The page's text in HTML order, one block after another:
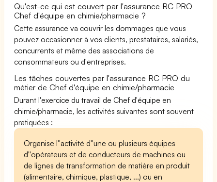
Qu'est-ce qui est couvert par l'assurance RC PRO
Chef d'équipe en chimie/pharmacie ?
Cette assurance va couvrir les dommages que vous
pouvez occasionner à vos clients, prestataires, salariés,
concurrents et même des associations de
consommateurs ou d'entreprises.
Les tâches couvertes par l'assurance RC PRO du
métier de Chef d'équipe en chimie/pharmacie
Durant l'exercice du travail de Chef d'équipe en
chimie/pharmacie, les activités suivantes sont souvent
pratiquées :
Organise l''activité d''une ou plusieurs équipes
d''opérateurs et de conducteurs de machines ou
de lignes de transformation de matière en produit
(alimentaire, chimique, plastique, ...) ou en